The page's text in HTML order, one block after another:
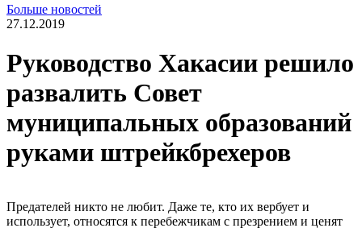
Больше новостей
27.12.2019
Руководство Хакасии решило
развалить Совет
муниципальных образований
руками штрейкбрехеров
Предателей никто не любит. Даже те, кто их вербует и
использует, относятся к перебежчикам с презрением и ценят